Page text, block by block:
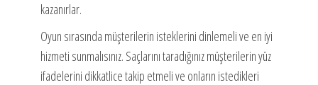
kazanırlar.
Oyun sırasında müşterilerin isteklerini dinlemeli ve en iyi
hizmeti sunmalısınız. Saçlarını taradığınız müşterilerin yüz
ifadelerini dikkatlice takip etmeli ve onların istedikleri